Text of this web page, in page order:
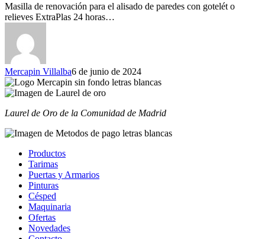
Masilla de renovación para el alisado de paredes con gotelét o
relieves ExtraPlas 24 horas…
Mercapin Villalba6 de junio de 2024
Laurel de Oro de la Comunidad de Madrid
Productos
Tarimas
Puertas y Armarios
Pinturas
Césped
Maquinaria
Ofertas
Novedades